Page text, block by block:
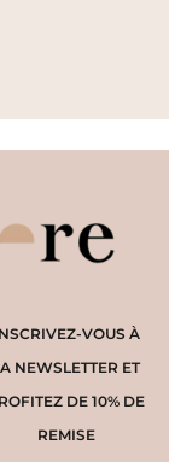
VOUS À
NEWSLETTER ET
DE 10% DE
REMISE